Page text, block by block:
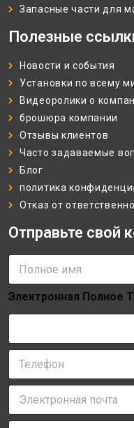
Запасные части для
Полезные
Новости и события
Установки по всему
Видеоролики о
брошюра компании
Отзывы клиентов
Часто задаваемые
Блог
политика
Отказ от
Отправьте свой
П
л
н
о
и
м
*
Электронная Полное
Т
л
о
Э
е